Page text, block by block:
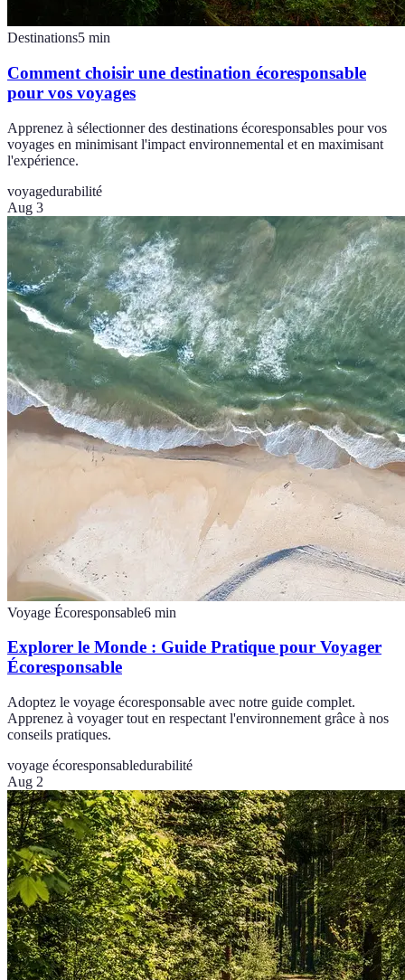
Destinations5 min
Comment choisir une destination écoresponsable
pour vos voyages
Apprenez à sélectionner des destinations écoresponsables pour vos
voyages en minimisant l'impact environnemental et en maximisant
l'expérience.
voyagedurabilité
Aug 3
Voyage Écoresponsable6 min
Explorer le Monde : Guide Pratique pour Voyager
Écoresponsable
Adoptez le voyage écoresponsable avec notre guide complet.
Apprenez à voyager tout en respectant l'environnement grâce à nos
conseils pratiques.
voyage écoresponsabledurabilité
Aug 2